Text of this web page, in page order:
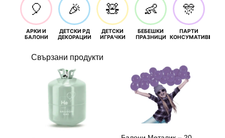
🎈
АРКИ И
БАЛОНИ
🎉
ДЕТСКИ РД
ДЕКОРАЦИИ
🧸
ДЕТСКИ
ИГРАЧКИ
👶
БЕБЕШКИ
ПРАЗНИЦИ
🎊
ПАРТИ
КОНСУМАТИВИ
Свързани продукти